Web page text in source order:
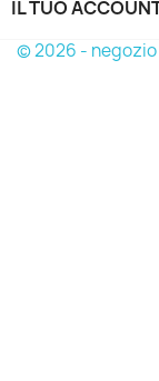
IL TUO
© 2026 -